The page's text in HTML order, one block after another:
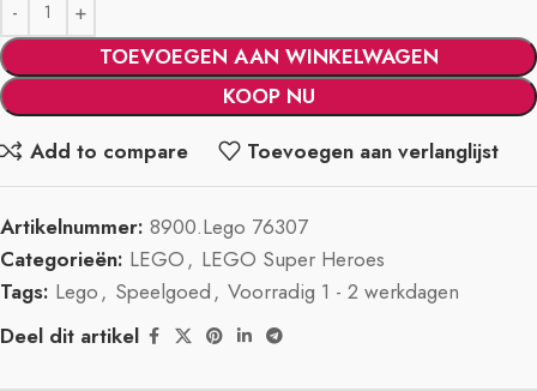
TOEVOEGEN AAN WINKELWAGEN
KOOP NU
Add to compare
Toevoegen aan verlanglijst
Artikelnummer: 8900.Lego 76307
Categorieën: LEGO, LEGO Super Heroes
Tags: Lego, Speelgoed, Voorradig 1 - 2 werkdagen
Deel dit artikel